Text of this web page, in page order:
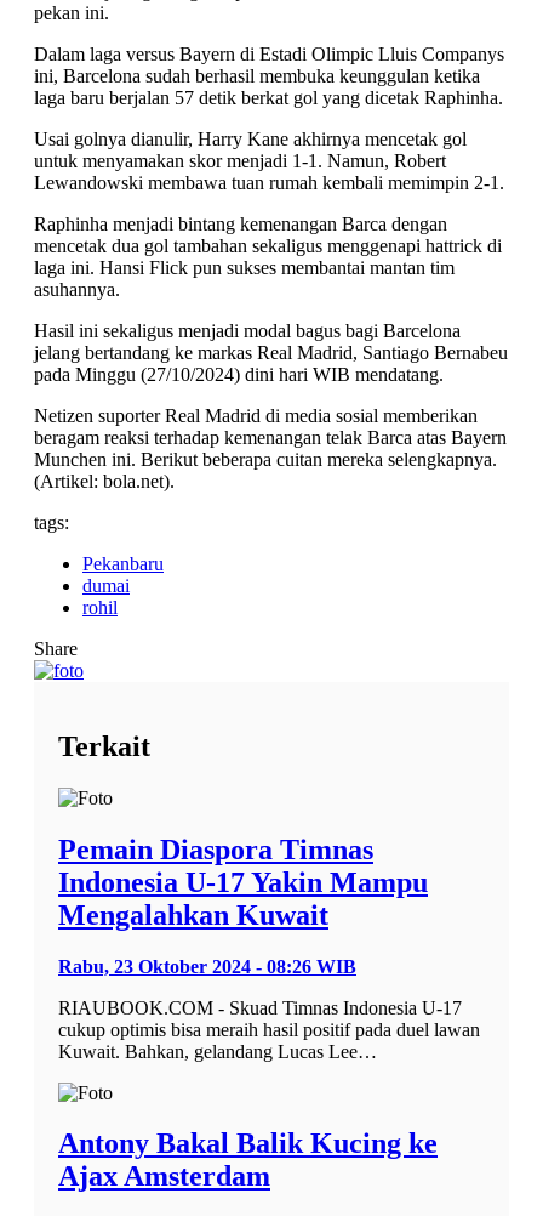
pekan ini.
Dalam laga versus Bayern di Estadi Olimpic Lluis Companys
ini, Barcelona sudah berhasil membuka keunggulan ketika
laga baru berjalan 57 detik berkat gol yang dicetak Raphinha.
Usai golnya dianulir, Harry Kane akhirnya mencetak gol
untuk menyamakan skor menjadi 1-1. Namun, Robert
Lewandowski membawa tuan rumah kembali memimpin 2-1.
Raphinha menjadi bintang kemenangan Barca dengan
mencetak dua gol tambahan sekaligus menggenapi hattrick di
laga ini. Hansi Flick pun sukses membantai mantan tim
asuhannya.
Hasil ini sekaligus menjadi modal bagus bagi Barcelona
jelang bertandang ke markas Real Madrid, Santiago Bernabeu
pada Minggu (27/10/2024) dini hari WIB mendatang.
Netizen suporter Real Madrid di media sosial memberikan
beragam reaksi terhadap kemenangan telak Barca atas Bayern
Munchen ini. Berikut beberapa cuitan mereka selengkapnya.
(Artikel: bola.net).
tags:
Pekanbaru
dumai
rohil
Share
Terkait
Pemain Diaspora Timnas
Indonesia U-17 Yakin Mampu
Mengalahkan Kuwait
Rabu, 23 Oktober 2024 - 08:26 WIB
RIAUBOOK.COM - Skuad Timnas Indonesia U-17
cukup optimis bisa meraih hasil positif pada duel lawan
Kuwait. Bahkan, gelandang Lucas Lee…
Antony Bakal Balik Kucing ke
Ajax Amsterdam